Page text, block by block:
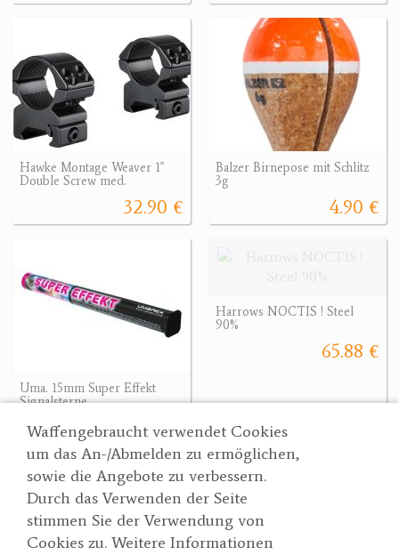
Waffengebraucht verwendet Cookies
um das An-/Abmelden zu ermöglichen,
sowie die Angebote zu verbessern.
Durch das Verwenden der Seite
stimmen Sie der Verwendung von
Cookies zu. Weitere Informationen
Hawke Montage Weaver 1"
Double Screw med.
32.90 €
Balzer Birnepose mit Schlitz
3g
4.90 €
Uma. 15mm Super Effekt
Signalsterne
7.90 €
Harrows NOCTIS ! Steel
90%
65.88 €
Suche
Partner
AGBs
Wertgarner 1820
Jagd & SporthandelsgmbH